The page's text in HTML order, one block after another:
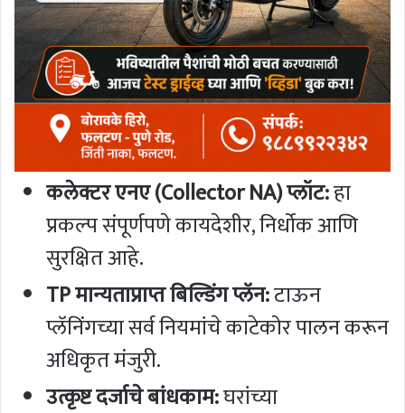
कलेक्टर एनए (Collector NA) प्लॉट:हा
प्रकल्प संपूर्णपणे कायदेशीर, निर्धोक आणि
सुरक्षित आहे.
TP मान्यताप्राप्त बिल्डिंग प्लॅन:टाऊन
प्लॅनिंगच्या सर्व नियमांचे काटेकोर पालन करून
अधिकृत मंजुरी.
उत्कृष्ट दर्जाचे बांधकाम:घरांच्या